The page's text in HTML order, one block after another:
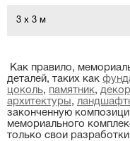
Как правило,
деталей, таких как
цоколь, памятник,
архитектуры,
законченную
мемориального
только свои